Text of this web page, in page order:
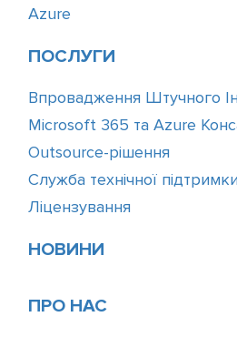
Azure
ПОСЛУГИ
Впровадження Штучного
Microsoft 365 та Azure
Outsource-рішення
Служба технічної підтримки
Ліцензування
НОВИНИ
ПРО НАС